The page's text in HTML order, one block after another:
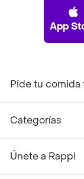
App
Pide tu comida
Categorías
Únete a Rappi